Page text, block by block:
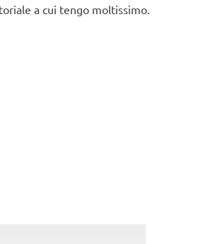
a cui tengo moltissimo.